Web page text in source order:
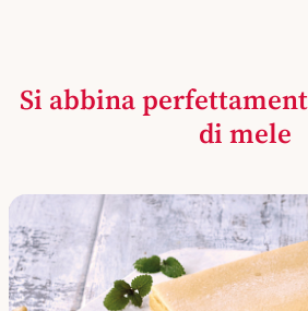
Si abbina
di mele